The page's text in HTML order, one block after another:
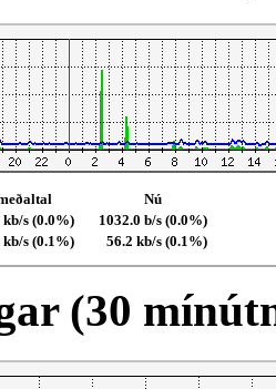
Nú
kb/s (0.0%)
1032.0 b/s (0.0%)
kb/s (0.1%) 56.2 kb/s (0.1%)
(30